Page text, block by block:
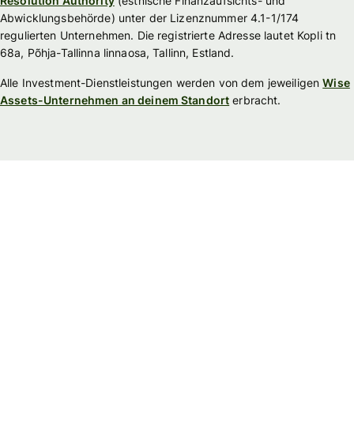
Abwicklungsbehörde) unter der Lizenznummer 4.1-1/174
regulierten Unternehmen. Die registrierte Adresse lautet Kopli tn
68a, Põhja-Tallinna linnaosa, Tallinn, Estland.
Alle Investment-Dienstleistungen werden von dem jeweiligenWise
Assets-Unternehmen an deinem Standort erbracht.